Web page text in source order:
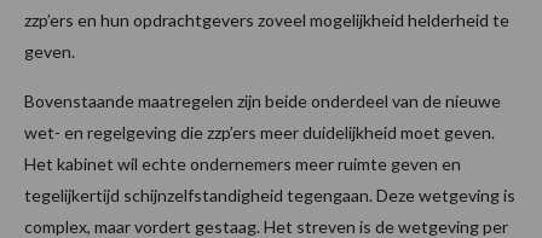
zzp’ers en hun opdrachtgevers zoveel mogelijkheid helderheid te
geven.
Bovenstaande maatregelen zijn beide onderdeel van de nieuwe
wet- en regelgeving die zzp’ers meer duidelijkheid moet geven.
Het kabinet wil echte ondernemers meer ruimte geven en
tegelijkertijd schijnzelfstandigheid tegengaan. Deze wetgeving is
complex, maar vordert gestaag. Het streven is de wetgeving per